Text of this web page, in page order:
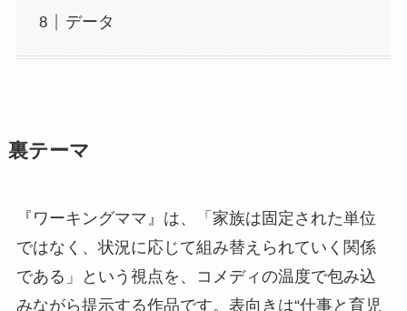
データ
裏テーマ
『ワーキングママ』は、「家族は固定された単位
ではなく、状況に応じて組み替えられていく関係
である」という視点を、コメディの温度で包み込
みながら提示する作品です。表向きは“仕事と育児